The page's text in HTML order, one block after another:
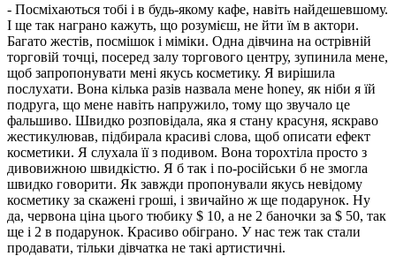
- Посміхаються тобі і в будь-якому кафе, навіть найдешевшому.
І ще так награно кажуть, що розумієш, не йти їм в актори.
Багато жестів, посмішок і міміки. Одна дівчина на острівній
торговій точці, посеред залу торгового центру, зупинила мене,
щоб запропонувати мені якусь косметику. Я вирішила
послухати. Вона кілька разів назвала мене honey, як ніби я їй
подруга, що мене навіть напружило, тому що звучало це
фальшиво. Швидко розповідала, яка я стану красуня, яскраво
жестикулював, підбирала красиві слова, щоб описати ефект
косметики. Я слухала її з подивом. Вона торохтіла просто з
дивовижною швидкістю. Я б так і по-російськи б не змогла
швидко говорити. Як завжди пропонували якусь невідому
косметику за скажені гроші, і звичайно ж ще подарунок. Ну
да, червона ціна цього тюбику $ 10, а не 2 баночки за $ 50, так
ще і 2 в подарунок. Красиво обіграно. У нас теж так стали
продавати, тільки дівчатка не такі артистичні.